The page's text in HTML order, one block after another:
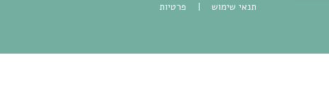
תנאי שימוש | פרטיות